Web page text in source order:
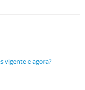
vigente e agora?